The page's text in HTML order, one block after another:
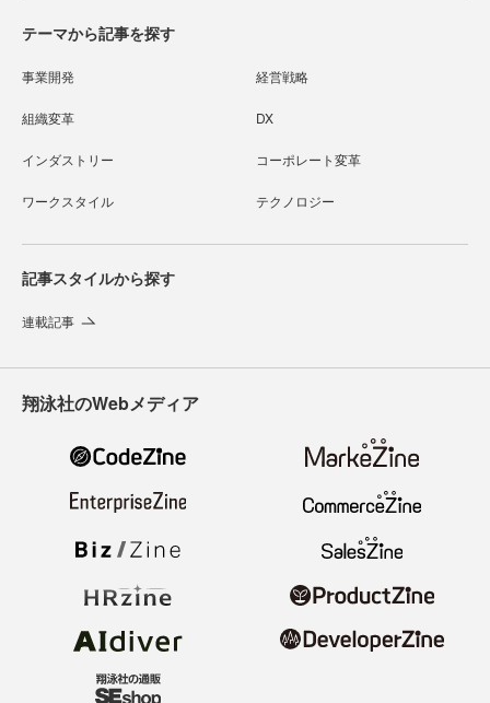
テーマから記事を探す
事業開発 経営戦略
組織変革 DX
インダストリー コーポレート変革
ワークスタイル テクノロジー
記事スタイルから探す
連載記事
翔泳社のWebメディア